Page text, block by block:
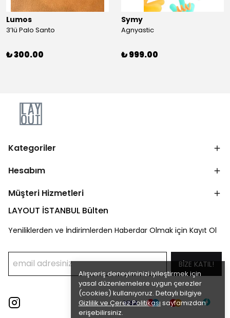
Alışveriş deneyiminizi iyileştirmek için
yasal düzenlemelere uygun çerezler
(cookies) kullanıyoruz. Detaylı bilgiye
Gizlilik ve Çerez Politikası sayfamızdan
erişebilirsiniz.
Lumos
3’lü Palo Santo
₺ 300.00
Symy
Agnyastic
₺ 999.00
Kategoriler
Hesabım
Müşteri Hizmetleri
LAYOUT İSTANBUL Bülten
Yeniliklerden ve İndirimlerden Haberdar Olmak için Kayıt Ol
BİZE KATIL!